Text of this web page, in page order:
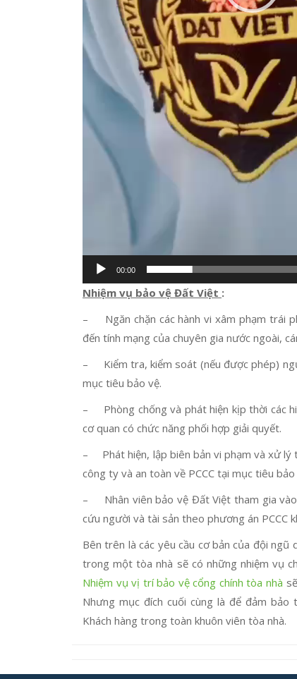
00:00
Nhiệm vụ bảo vệ Đất Việt :
– Ngăn chặn các hành vi xâm phạm trái
đến tính mạng của chuyên gia nước ngoài,
– Kiểm tra, kiểm soát (nếu được phép)
mục tiêu bảo vệ.
– Phòng chống và phát hiện kịp thời các
cơ quan có chức năng phối hợp giải quyết.
– Phát hiện, lập biên bản vi phạm và xử lý
công ty và an toàn về PCCC tại mục tiêu bảo
– Nhân viên bảo vệ Đất Việt tham gia vào
cứu người và tài sản theo phương án PCCC
Bên trên là các yêu cầu cơ bản của đội
trong một tòa nhà sẽ có những nhiệm vụ
Nhiệm vụ vị trí bảo vệ cổng chính tòa nhà
Nhưng mục đích cuối cùng là để đảm
Khách hàng trong toàn khuôn viên tòa nhà.